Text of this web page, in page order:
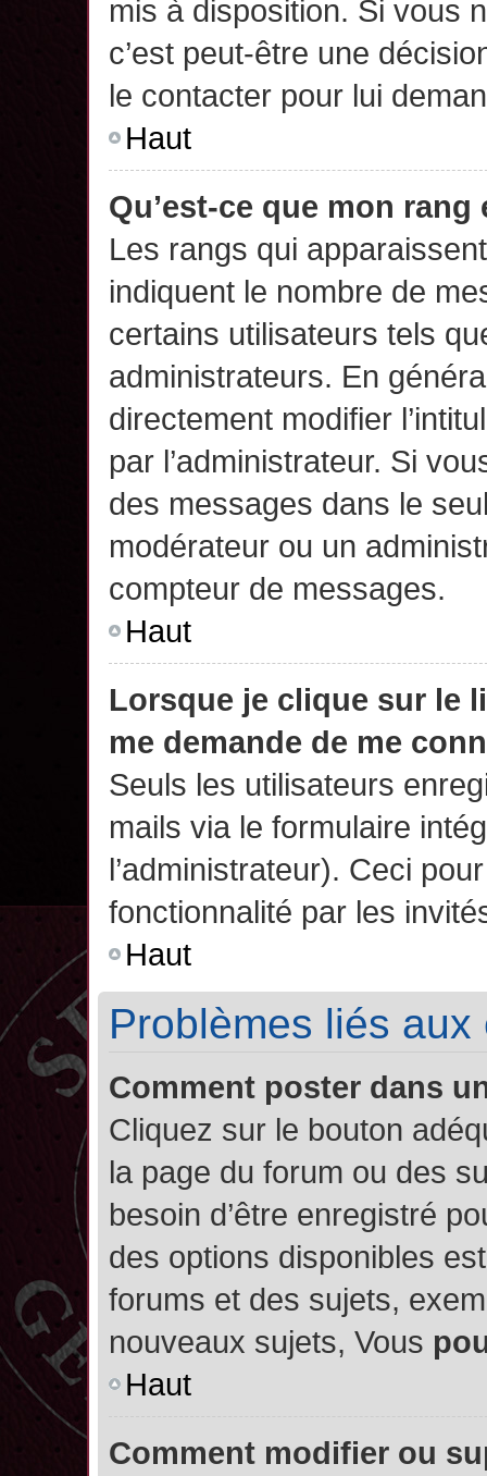
mis à disposition. Si vous
c’est peut-être une
le contacter pour lui
Haut
Qu’est-ce que mon
Les rangs qui
indiquent le nombre de
certains utilisateurs tels
administrateurs. En
directement modifier
par l’administrateur. Si
des messages dans le
modérateur ou un
compteur de messages.
Haut
Lorsque je clique sur le
me demande de me
Seuls les utilisateurs
mails via le formulaire
l’administrateur). Ceci
fonctionnalité par les
Haut
Problèmes liés
Comment poster dans
Cliquez sur le bouton
la page du forum ou des
besoin d’être enregistré
des options disponibles
forums et des sujets,
nouveaux sujets, Vous
Haut
Comment modifier ou